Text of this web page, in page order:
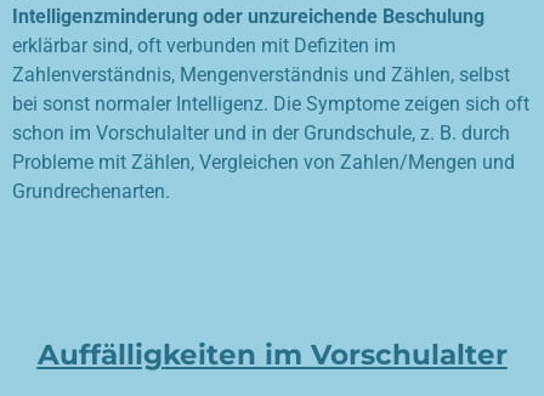
Intelligenzminderung oder unzureichende Beschulung
erklärbar sind, oft verbunden mit Defiziten im
Zahlenverständnis, Mengenverständnis und Zählen, selbst
bei sonst normaler Intelligenz. Die Symptome zeigen sich oft
schon im Vorschulalter und in der Grundschule, z. B. durch
Probleme mit Zählen, Vergleichen von Zahlen/Mengen und
Grundrechenarten.
Auffälligkeiten im Vorschulalter